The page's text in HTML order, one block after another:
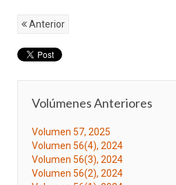
Anterior
Volúmenes Anteriores
Volumen 57, 2025
Volumen 56(4), 2024
Volumen 56(3), 2024
Volumen 56(2), 2024